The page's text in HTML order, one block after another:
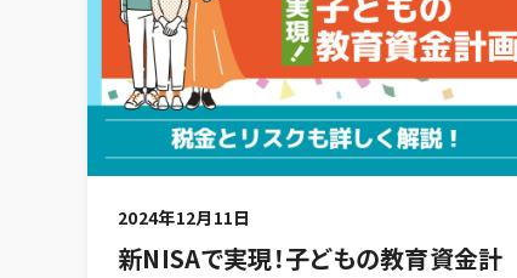
2024年12月11日
新NISAで実現！子どもの教育資金計